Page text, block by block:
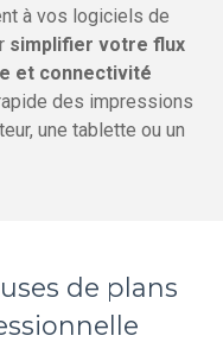
à vos logiciels de
simplifier votre flux
et connectivité
des impressions
une tablette ou un
de plans